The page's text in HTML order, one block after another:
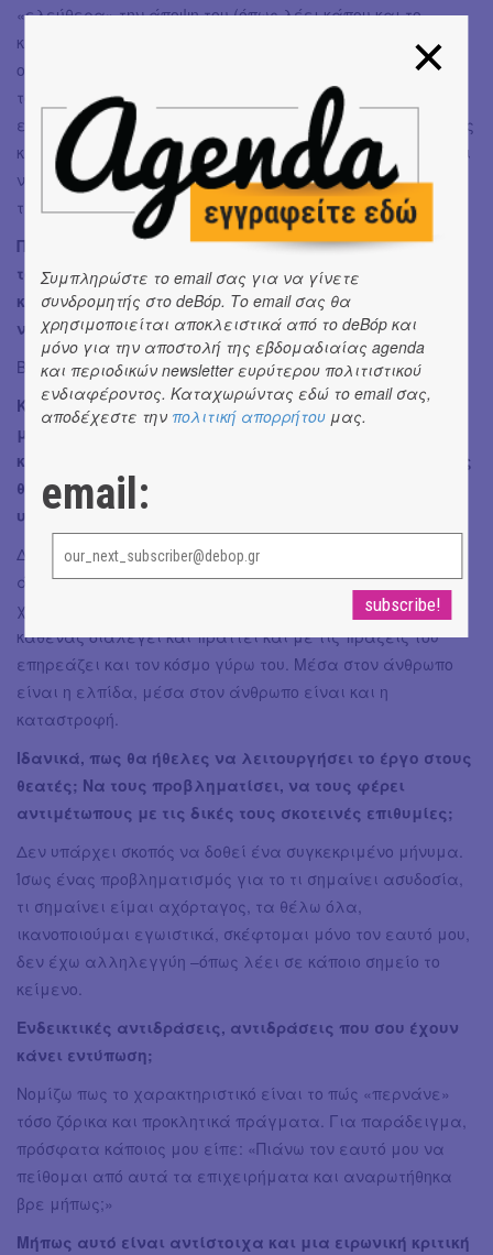
«ελεύθερα» την άποψη του (όπως λέει κάπου και το
κείμενο, όλα αυτά στην υπερβολή, που μπορεί να
οδηγήσουν; Μήπως στο ότι «δεν υπάρχει πια πόθος»; (από
το κείμενο πάλι) Μήπως δεν υπάρχει πραγματική
ελευθερία μέσα σε μια τέτοια εγωιστική ελευθερία. Πως
κατακτάς την ελευθερία τελικά; Μήπως από κάτω πρέπει
να υπάρχει ένας καμβάς εσωτερικών, πνευματικής
τάξης, θα έλεγα, περιορισμών;
Παράλληλα θα λέγαμε πως σε αυτά που περιγράφει
το κείμενο είναι ορατές οι ομοιότητες με την
καταναλωτική ηθική του καπιταλισμού, με τις
νεοφιλελεύθερες ιδέες
Βεβαίως, βεβαίως, «Χρήμα και ηδονή»!
Και αντίστοιχα, χωρίς να προδώσουμε το τέλος του
μονολόγου, η κατάληξη μιας αχαλίνωτης ελευθερίας
και η εκπλήρωση κάθε επιθυμίας έχει τέλος ή συνεχώς
θα βρίσκουμε καινούριες ανάγκες, καινούρια
υποκατάστατα; Υπάρχει διαφυγή
Δεν ξέρω. Πιστεύω πως αυτό το πλάσμα που λέγεται
άνθρωπος είναι ικανός για το καλύτερο και για το
χειρότερο. Μέσα στον άνθρωπο βρίσκονται όλα και ο
καθένας διαλέγει και πράττει και με τις πράξεις του
επηρεάζει και τον κόσμο γύρω του. Μέσα στον άνθρωπο
είναι η ελπίδα, μέσα στον άνθρωπο είναι και η
καταστροφή.
Ιδανικά, πως θα ήθελες να λειτουργήσει το έργο στους
θεατές; Να τους προβληματίσει, να τους φέρει
αντιμέτωπους με τις δικές τους σκοτεινές επιθυμίες;
Δεν υπάρχει σκοπός να δοθεί ένα συγκεκριμένο μήνυμα.
Ίσως ένας προβληματισμός για το τι σημαίνει ασυδοσία,
τι σημαίνει είμαι αχόρταγος, τα θέλω όλα,
ικανοποιούμαι εγωιστικά, σκέφτομαι μόνο τον εαυτό μου,
δεν έχω αλληλεγγύη –όπως λέει σε κάποιο σημείο το
κείμενο.
Ενδεικτικές αντιδράσεις, αντιδράσεις που σου έχουν
κάνει εντύπωση;
Νομίζω πως το χαρακτηριστικό είναι το πώς «περνάνε»
τόσο ζόρικα και προκλητικά πράγματα. Για παράδειγμα,
πρόσφατα κάποιος μου είπε: «Πιάνω τον εαυτό μου να
πείθομαι από αυτά τα επιχειρήματα και αναρωτήθηκα
βρε μήπως;»
Μήπως αυτό είναι αντίστοιχα και μια ειρωνική κριτική
Συμπληρώστε το email σας για να γίνετε
συνδρομητής στο deBόp. Το email σας θα
χρησιμοποιείται αποκλειστικά από το deBόp και
μόνο για την αποστολή της εβδομαδιαίας agenda
και περιοδικών newsletter ευρύτερου πολιτιστικού
ενδιαφέροντος. Καταχωρώντας εδώ το email σας,
αποδέχεστε την πολιτική απορρήτου μας.
email: